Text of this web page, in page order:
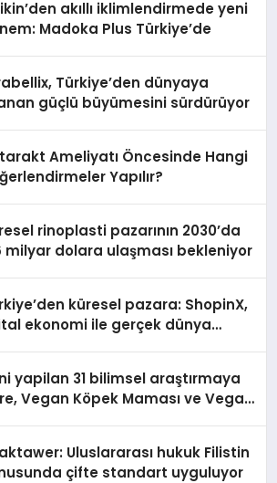
akıllı iklimlendirmede yeni
Madoka Plus Türkiye’de
Türkiye’den dünyaya
güçlü büyümesini sürdürüyor
Ameliyatı Öncesinde Hangi
Yapılır?
rinoplasti pazarının 2030’da
milyar dolara ulaşması bekleniyor
küresel pazara: ShopinX,
ekonomi ile gerçek dünya
yapilan 31 bilimsel araştırmaya
Vegan Köpek Maması ve Vegan
Uluslararası hukuk Filistin
çifte standart uyguluyor